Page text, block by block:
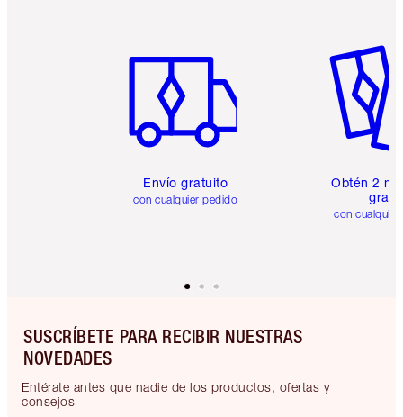
Envío gratuito
con cualquier pedido
Obtén 2
gratis
con
SUSCRÍBETE PARA RECIBIR NUESTRAS
NOVEDADES
Entérate antes que nadie de los productos, ofertas y
consejos